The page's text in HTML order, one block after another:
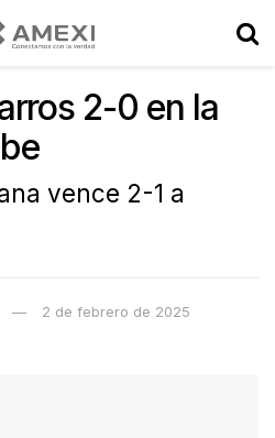
2-0 en la
vence 2-1 a
2 de febrero de 2025